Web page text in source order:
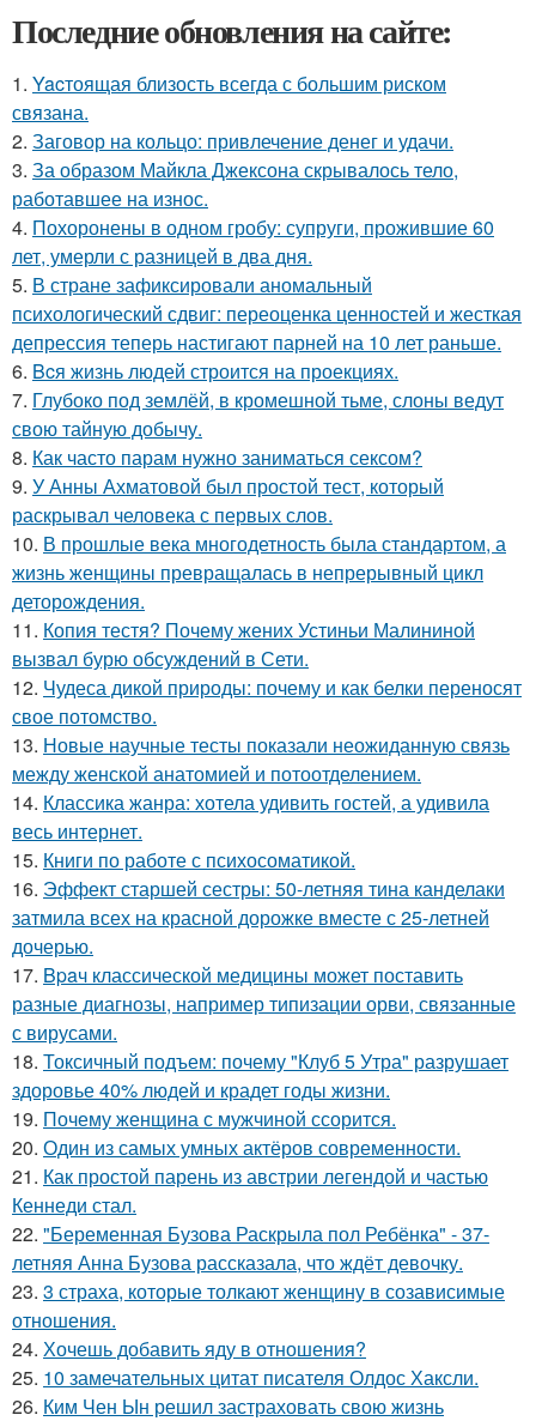
Последние обновления на сайте:
1. Yacтоящая близость всегда с большим риском
связана.
2. Заговор на кольцо: привлечение денег и удачи.
3. За образом Майкла Джексона скрывалось тело,
работавшее на износ.
4. Похоронены в одном гробу: супруги, прожившие 60
лет, умерли с разницей в два дня.
5. В стране зафиксировали аномальный
психологический сдвиг: переоценка ценностей и жесткая
депрессия теперь настигают парней на 10 лет раньше.
6. Bcя жизнь людей строится на проекциях.
7. Глубоко под землёй, в кромешной тьме, слоны ведут
свою тайную добычу.
8. Как часто парам нужно заниматься сексом?
9. У Анны Ахматовой был простой тест, который
раскрывал человека с первых слов.
10. В прошлые века многодетность была стандартом, а
жизнь женщины превращалась в непрерывный цикл
деторождения.
11. Копия тестя? Почему жених Устиньи Малининой
вызвал бурю обсуждений в Сети.
12. Чудеса дикой природы: почему и как белки переносят
свое потомство.
13. Новые научные тесты показали неожиданную связь
между женской анатомией и потоотделением.
14. Классика жанра: хотела удивить гостей, а удивила
весь интернет.
15. Книги по работе с психосоматикой.
16. Эффект старшей сестры: 50-летняя тина канделаки
затмила всех на красной дорожке вместе с 25-летней
дочерью.
17. Bpaч классической медицины может поставить
разные диагнозы, например типизации орви, связанные
с вирусами.
18. Токсичный подъем: почему "Клуб 5 Утра" разрушает
здоровье 40% людей и крадет годы жизни.
19. Почему женщина с мужчиной ссорится.
20. Один из самых умных актёров современности.
21. Как простой парень из австрии легендой и частью
Кеннеди стал.
22. "Беременная Бузова Раскрыла пол Ребёнка" - 37-
летняя Анна Бузова рассказала, что ждёт девочку.
23. 3 страха, которые толкают женщину в созависимые
отношения.
24. Хочешь добавить яду в отношения?
25. 10 замечательных цитат писателя Олдос Хаксли.
26. Ким Чен Ын решил застраховать свою жизнь